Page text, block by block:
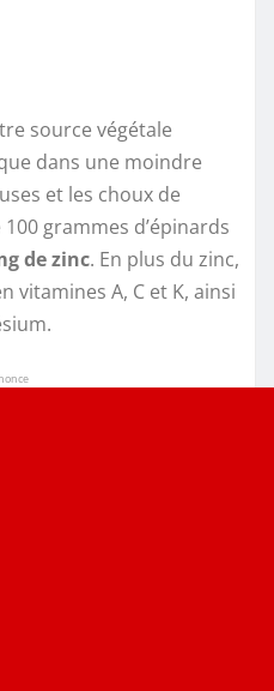
source végétale
dans une moindre
et les choux de
grammes d’épinards
de zinc. En plus du zinc,
vitamines A, C et K, ainsi